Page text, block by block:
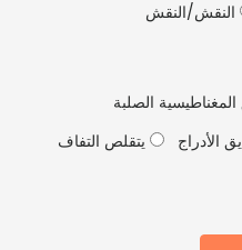
الصلبة
يتقلص التفاف